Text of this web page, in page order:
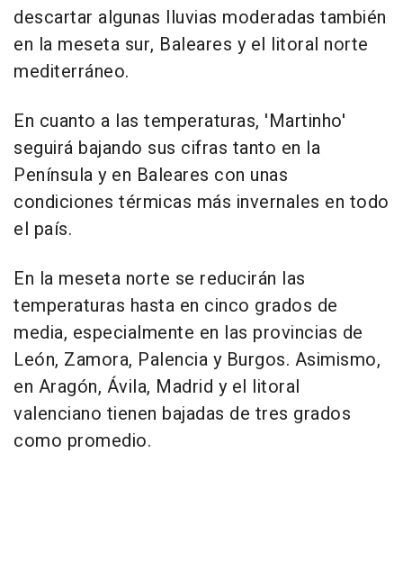
descartar algunas lluvias moderadas también
en la meseta sur, Baleares y el litoral norte
mediterráneo.
En cuanto a las temperaturas, 'Martinho'
seguirá bajando sus cifras tanto en la
Península y en Baleares con unas
condiciones térmicas más invernales en todo
el país.
En la meseta norte se reducirán las
temperaturas hasta en cinco grados de
media, especialmente en las provincias de
León, Zamora, Palencia y Burgos. Asimismo,
en Aragón, Ávila, Madrid y el litoral
valenciano tienen bajadas de tres grados
como promedio.